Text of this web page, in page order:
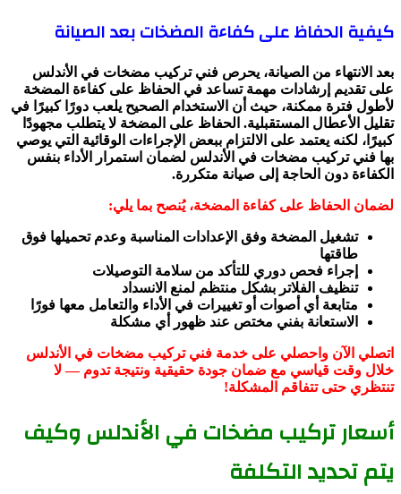
كيفية الحفاظ على كفاءة المضخات بعد الصيانة
بعد الانتهاء من الصيانة، يحرص فني تركيب مضخات في الأندلس
على تقديم إرشادات مهمة تساعد في الحفاظ على كفاءة المضخة
لأطول فترة ممكنة، حيث أن الاستخدام الصحيح يلعب دورًا كبيرًا في
تقليل الأعطال المستقبلية. الحفاظ على المضخة لا يتطلب مجهودًا
كبيرًا، لكنه يعتمد على الالتزام ببعض الإجراءات الوقائية التي يوصي
بها فني تركيب مضخات في الأندلس لضمان استمرار الأداء بنفس
الكفاءة دون الحاجة إلى صيانة متكررة.
لضمان الحفاظ على كفاءة المضخة، يُنصح بما يلي:
تشغيل المضخة وفق الإعدادات المناسبة وعدم تحميلها فوق
طاقتها
إجراء فحص دوري للتأكد من سلامة التوصيلات
تنظيف الفلاتر بشكل منتظم لمنع الانسداد
متابعة أي أصوات أو تغييرات في الأداء والتعامل معها فورًا
الاستعانة بفني مختص عند ظهور أي مشكلة
اتصلي الآن واحصلي على خدمة فني تركيب مضخات في الأندلس
خلال وقت قياسي مع ضمان جودة حقيقية ونتيجة تدوم — لا
تنتظري حتى تتفاقم المشكلة!
أسعار تركيب مضخات في الأندلس وكيف
يتم تحديد التكلفة